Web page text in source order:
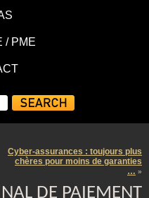
/ PME
Cyber-assurances : toujours plus
chères pour moins de garanties
… »
DE PAIEMENT